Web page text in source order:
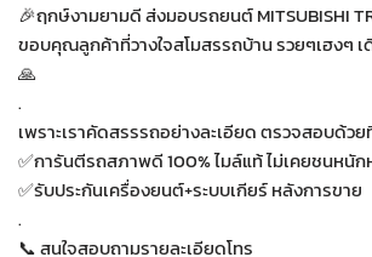
🎉ฤกษ์งามยามดี ส่งมอบรถยนต์ MITSUBISHI
ขอบคุณลูกค้าที่วางใจสโมสรรถบ้าน รวยๆเฮงๆ
🙏
.
เพราะเราคัดสรรรถอย่างละเอียด ตรวจสอบด้
✅การันตีรถสภาพดี 100% ไมล์แท้ ไม่เคยชนหนั
✅รับประกันเครื่องยนต์+ระบบเกียร์ หลังการขาย
.
📞 สนใจสอบถามรายละเอียดโทร